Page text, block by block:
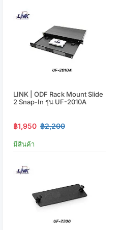
LINK | ODF Rack Mount Slide
2 Snap-In รุ่น UF-2010A
฿1,950 ฿2,200
มีสินค้า